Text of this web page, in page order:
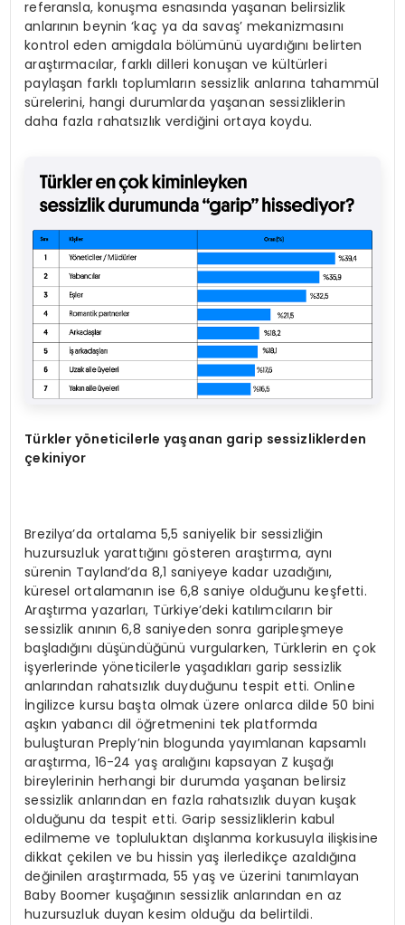
referansla, konuşma esnasında yaşanan belirsizlik
anlarının beynin ‘kaç ya da savaş’ mekanizmasını
kontrol eden amigdala bölümünü uyardığını belirten
araştırmacılar, farklı dilleri konuşan ve kültürleri
paylaşan farklı toplumların sessizlik anlarına tahammül
sürelerini, hangi durumlarda yaşanan sessizliklerin
daha fazla rahatsızlık verdiğini ortaya koydu.
Türkler yöneticilerle yaşanan garip sessizliklerden
çekiniyor
Brezilya’da ortalama 5,5 saniyelik bir sessizliğin
huzursuzluk yarattığını gösteren araştırma, aynı
sürenin Tayland’da 8,1 saniyeye kadar uzadığını,
küresel ortalamanın ise 6,8 saniye olduğunu keşfetti.
Araştırma yazarları, Türkiye’deki katılımcıların bir
sessizlik anının 6,8 saniyeden sonra garipleşmeye
başladığını düşündüğünü vurgularken, Türklerin en çok
işyerlerinde yöneticilerle yaşadıkları garip sessizlik
anlarından rahatsızlık duyduğunu tespit etti. Online
İngilizce kursu başta olmak üzere onlarca dilde 50 bini
aşkın yabancı dil öğretmenini tek platformda
buluşturan Preply’nin blogunda yayımlanan kapsamlı
araştırma, 16-24 yaş aralığını kapsayan Z kuşağı
bireylerinin herhangi bir durumda yaşanan belirsiz
sessizlik anlarından en fazla rahatsızlık duyan kuşak
olduğunu da tespit etti. Garip sessizliklerin kabul
edilmeme ve topluluktan dışlanma korkusuyla ilişkisine
dikkat çekilen ve bu hissin yaş ilerledikçe azaldığına
değinilen araştırmada, 55 yaş ve üzerini tanımlayan
Baby Boomer kuşağının sessizlik anlarından en az
huzursuzluk duyan kesim olduğu da belirtildi.